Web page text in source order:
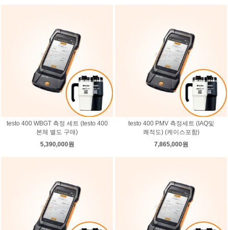
testo 400 WBGT 측정 세트 (testo 400
본체 별도 구매)
5,390,000원
testo 400 PMV 측정세트 (IAQ및
쾌적도) (케이스포함)
7,865,000원